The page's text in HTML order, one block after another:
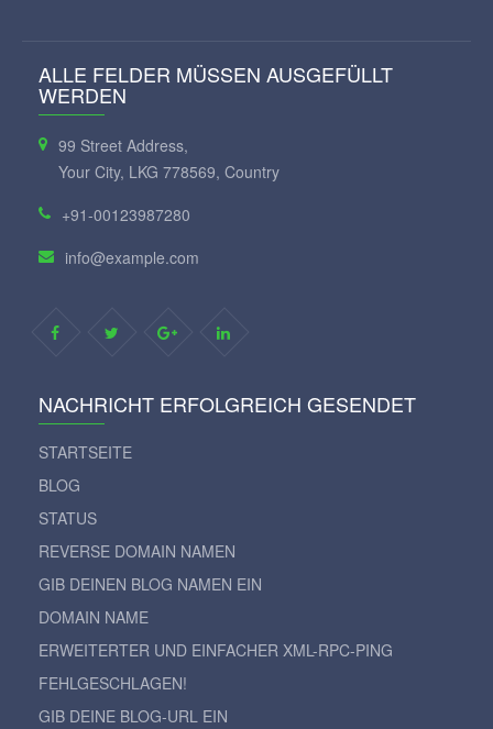
ALLE FELDER MÜSSEN AUSGEFÜLLT
WERDEN
99 Street Address,
Your City, LKG 778569, Country
+91-00123987280
info@example.com
NACHRICHT ERFOLGREICH GESENDET
STARTSEITE
BLOG
STATUS
REVERSE DOMAIN NAMEN
GIB DEINEN BLOG NAMEN EIN
DOMAIN NAME
ERWEITERTER UND EINFACHER XML-RPC-PING
FEHLGESCHLAGEN!
GIB DEINE BLOG-URL EIN